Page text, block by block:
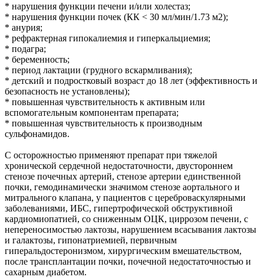
* нарушения функции печени и/или холестаз;
* нарушения функции почек (КК < 30 мл/мин/1.73 м2);
* анурия;
* рефрактерная гипокалиемия и гиперкальциемия;
* подагра;
* беременность;
* период лактации (грудного вскармливания);
* детский и подростковый возраст до 18 лет (эффективность и
безопасность не установлены);
* повышенная чувствительность к активным или
вспомогательным компонентам препарата;
* повышенная чувствительность к производным
сульфонамидов.
С осторожностью применяют препарат при тяжелой
хронической сердечной недостаточности, двустороннем
стенозе почечных артерий, стенозе артерии единственной
почки, гемодинамически значимом стенозе аортального и
митрального клапана, у пациентов с цереброваскулярными
заболеваниями, ИБС, гипертрофической обструктивной
кардиомиопатией, со сниженным ОЦК, циррозом печени, с
непереносимостью лактозы, нарушением всасывания лактозы
и галактозы, гипонатриемией, первичным
гиперальдостеронизмом, хирургическим вмешательством,
после трансплантации почки, почечной недостаточностью и
сахарным диабетом.